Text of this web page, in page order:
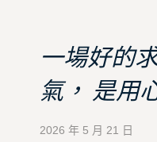
一場好的
氣， 是用
2026 年 5 月 21 日